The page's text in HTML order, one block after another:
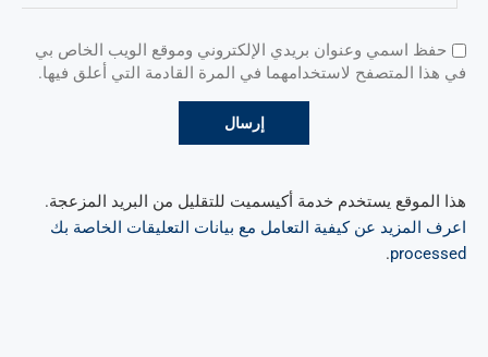
حفظ اسمي وعنوان بريدي الإلكتروني وموقع الويب الخاص بي
في هذا المتصفح لاستخدامهما في المرة القادمة التي أعلق فيها.
هذا الموقع يستخدم خدمة أكيسميت للتقليل من البريد المزعجة.
اعرف المزيد عن كيفية التعامل مع بيانات التعليقات الخاصة بك
processed
.